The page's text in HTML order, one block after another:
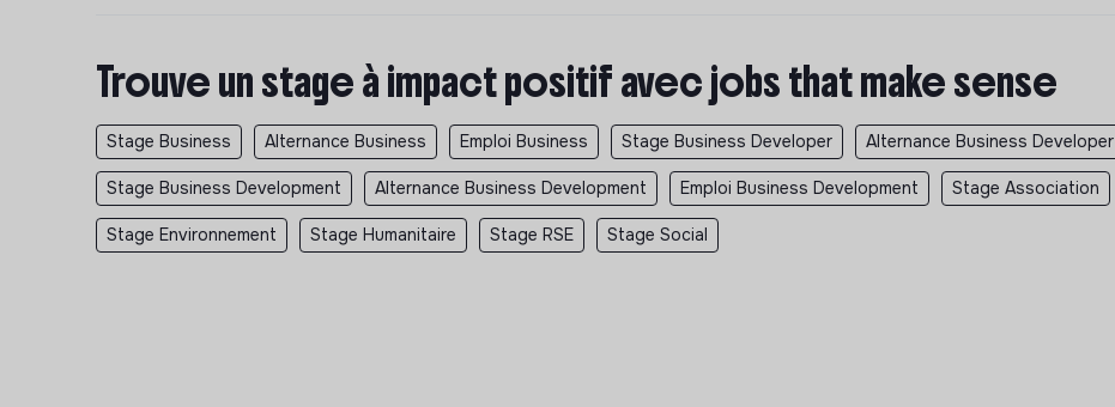
Trouve un stage à impact positif avec jobs that make sense
Stage Business Alternance Business Emploi Business Stage Business Developer Alternance Business Developer
Stage Business Development Alternance Business Development Emploi Business Development Stage Association
Stage Environnement Stage Humanitaire Stage RSE Stage Social